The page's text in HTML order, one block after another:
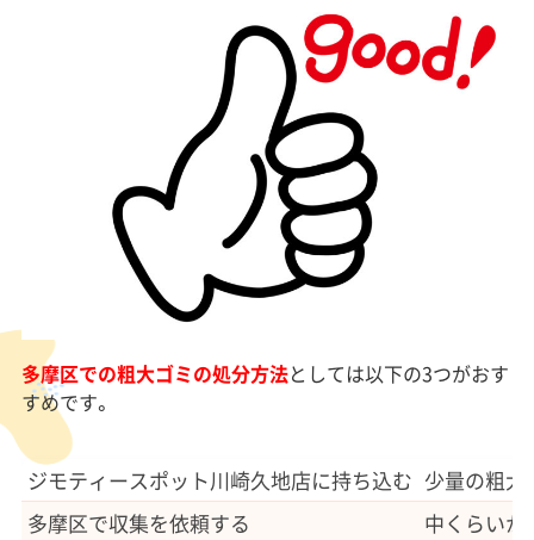
多摩区での粗大ゴミの処分方法としては以下の3つがおす
すめです。
ジモティースポット川崎久地店に持ち込む 少量の粗大
多摩区で収集を依頼する
中くらいか